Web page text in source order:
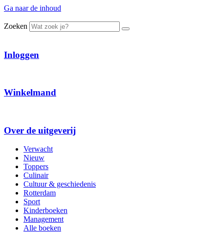
Ga naar de inhoud
Zoeken
Inloggen
Winkelmand
Over de uitgeverij
Verwacht
Nieuw
Toppers
Culinair
Cultuur & geschiedenis
Rotterdam
Sport
Kinderboeken
Management
Alle boeken